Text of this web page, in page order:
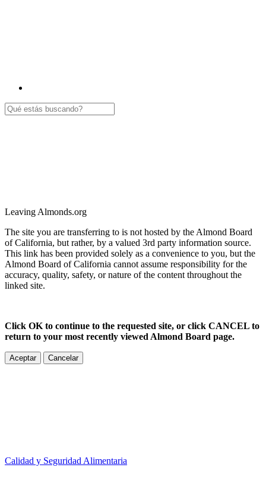
Leaving Almonds.org
The site you are transferring to is not hosted by the Almond Board
of California, but rather, by a valued 3rd party information source.
This link has been provided solely as a convenience to you, but the
Almond Board of California cannot assume responsibility for the
accuracy, quality, safety, or nature of the content throughout the
linked site.
Click OK to continue to the requested site, or click CANCEL to
return to your most recently viewed Almond Board page.
Aceptar Cancelar
Calidad y Seguridad Alimentaria